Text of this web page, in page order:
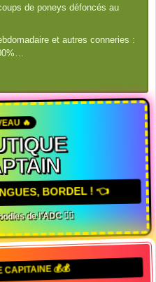
de poneys défoncés au
et autres conneries :
🔥
BORDEL ! 👈
de l'ADC 🏴‍☠️
CAPITAINE 💰💰